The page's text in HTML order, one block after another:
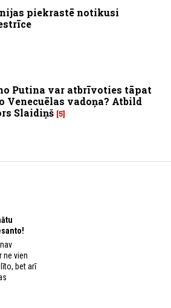
piekrastē notikusi
Putina var atbrīvoties tāpat
Venecuēlas vadoņa? Atbild
Slaidiņš 5
ne vien
bet arī